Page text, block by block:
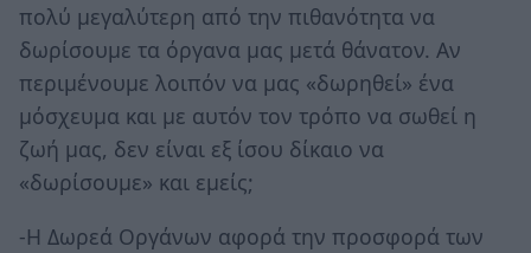
πολύ μεγαλύτερη από την πιθανότητα να
δωρίσουμε τα όργανα μας μετά θάνατον. Αν
περιμένουμε λοιπόν να μας «δωρηθεί» ένα
μόσχευμα και με αυτόν τον τρόπο να σωθεί η
ζωή μας, δεν είναι εξ ίσου δίκαιο να
«δωρίσουμε» και εμείς;
-Η Δωρεά Οργάνων αφορά την προσφορά των